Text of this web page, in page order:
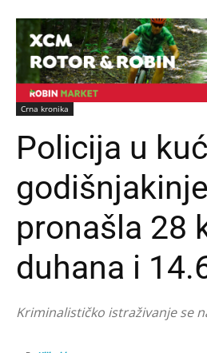
Crna kronika
Policija u
godišnjakinje
pronašla 28
duhana i
Kriminalističko istraživanje se